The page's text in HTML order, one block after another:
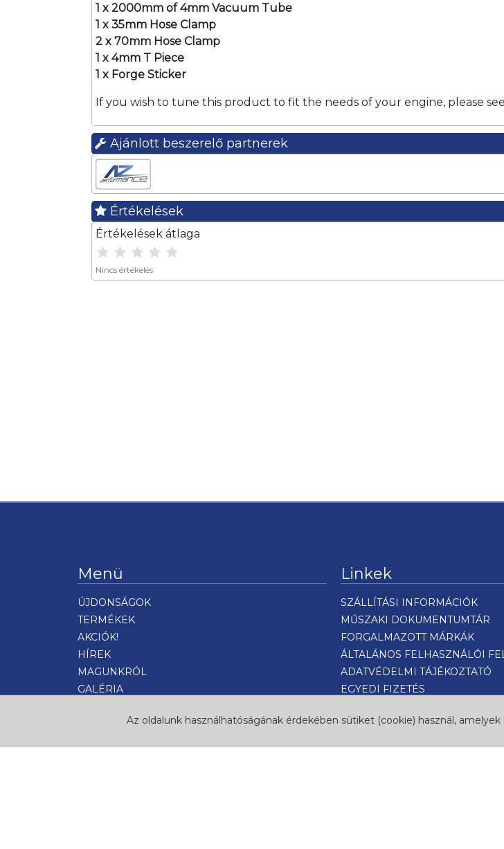
Az oldalunk használhatóságának érdekében sütiket (cookie) használ, amelyek
1 x 2000mm of 4mm Vacuum Tube
1 x 35mm Hose Clamp
2 x 70mm Hose Clamp
1 x 4mm T Piece
1 x Forge Sticker
If you wish to tune this product to fit the needs of your engine, please
Ajánlott beszerelő partnerek
Értékelések
Értékelések átlaga
Nincs értékelés
Menü
ÚJDONSÁGOK
TERMÉKEK
AKCIÓK!
HÍREK
MAGUNKRÓL
GALÉRIA
FELIRATKOZÁS HÍRLEVÉLRE
Linkek
SZÁLLÍTÁSI INFORMÁCIÓK
MŰSZAKI DOKUMENTUMTÁR
FORGALMAZOTT MÁRKÁK
ÁLTALÁNOS FELHASZNÁLÓI
ADATVÉDELMI TÁJÉKOZTATÓ
EGYEDI FIZETÉS
Nyelv